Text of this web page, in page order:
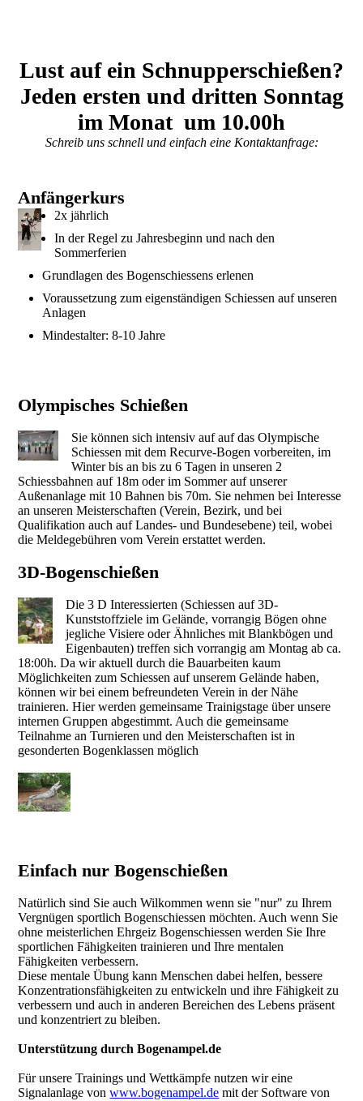
Lust auf ein Schnupperschießen?
Jeden ersten und dritten Sonntag
im Monat um 10.00h
Schreib uns schnell und einfach eine Kontaktanfrage:
Anfängerkurs
2x jährlich
In der Regel zu Jahresbeginn und nach den
Sommerferien
Grundlagen des Bogenschiessens erlenen
Voraussetzung zum eigenständigen Schiessen auf unseren
Anlagen
Mindestalter: 8-10 Jahre
Olympisches Schießen
Sie können sich intensiv auf auf das Olympische
Schiessen mit dem Recurve-Bogen vorbereiten, im
Winter bis an bis zu 6 Tagen in unseren 2
Schiessbahnen auf 18m oder im Sommer auf unserer
Außenanlage mit 10 Bahnen bis 70m. Sie nehmen bei Interesse
an unseren Meisterschaften (Verein, Bezirk, und bei
Qualifikation auch auf Landes- und Bundesebene) teil, wobei
die Meldegebühren vom Verein erstattet werden.
3D-Bogenschießen
Die 3 D Interessierten (Schiessen auf 3D-
Kunststoffziele im Gelände, vorrangig Bögen ohne
jegliche Visiere oder Ähnliches mit Blankbögen und
Eigenbauten) treffen sich vorrangig am Montag ab ca.
18:00h. Da wir aktuell durch die Bauarbeiten kaum
Möglichkeiten zum Schiessen auf unserem Gelände haben,
können wir bei einem befreundeten Verein in der Nähe
trainieren. Hier werden gemeinsame Trainigstage über unsere
internen Gruppen abgestimmt. Auch die gemeinsame
Teilnahme an Turnieren und den Meisterschaften ist in
gesonderten Bogenklassen möglich
Einfach nur Bogenschießen
Natürlich sind Sie auch Wilkommen wenn sie "nur" zu Ihrem
Vergnügen sportlich Bogenschiessen möchten. Auch wenn Sie
ohne meisterlichen Ehrgeiz Bogenschiessen werden Sie Ihre
sportlichen Fähigkeiten trainieren und Ihre mentalen
Fähigkeiten verbessern.
Diese mentale Übung kann Menschen dabei helfen, bessere
Konzentrationsfähigkeiten zu entwickeln und ihre Fähigkeit zu
verbessern und auch in anderen Bereichen des Lebens präsent
und konzentriert zu bleiben.
Unterstützung durch Bogenampel.de
Für unsere Trainings und Wettkämpfe nutzen wir eine
Signalanlage vonwww.bogenampel.de mit der Software von